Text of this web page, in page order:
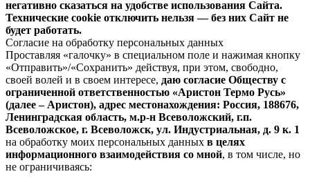
негативно сказаться на удобстве использования Сайта.
Технические cookie отключить нельзя — без них Сайт не
будет работать.
Согласие на обработку персональных данных
Проставляя «галочку» в специальном поле и нажимая кнопку
«Отправить»/«Сохранить» действуя, при этом, свободно,
своей волей и в своем интересе, даю согласие Обществу с
ограниченной ответственностью «Аристон Термо Русь»
(далее – Аристон), адрес местонахождения: Россия, 188676,
Ленинградская область, м.р-н Всеволожский, г.п.
Всеволожское, г. Всеволожск, ул. Индустриальная, д. 9 к. 1
на обработку моих персональных данных в целях
информационного взаимодействия со мной, в том числе, но
не ограничиваясь: